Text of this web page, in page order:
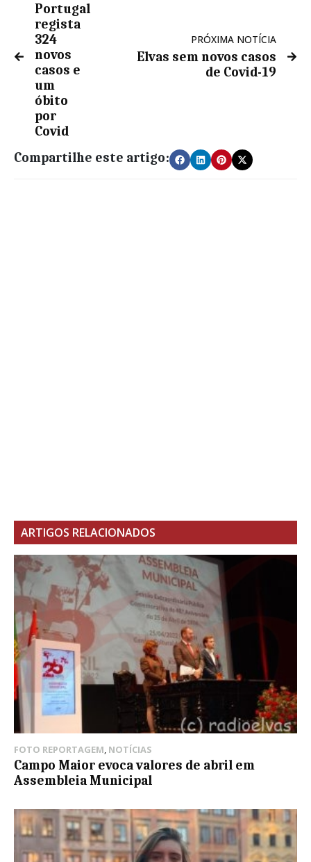
Portugal
regista
324
novos
casos e
um
óbito
por
Covid
PRÓXIMA NOTÍCIA
Elvas sem novos casos
de Covid-19
Compartilhe este artigo:
ARTIGOS RELACIONADOS
FOTO REPORTAGEM, NOTÍCIAS
Campo Maior evoca valores de abril em
Assembleia Municipal